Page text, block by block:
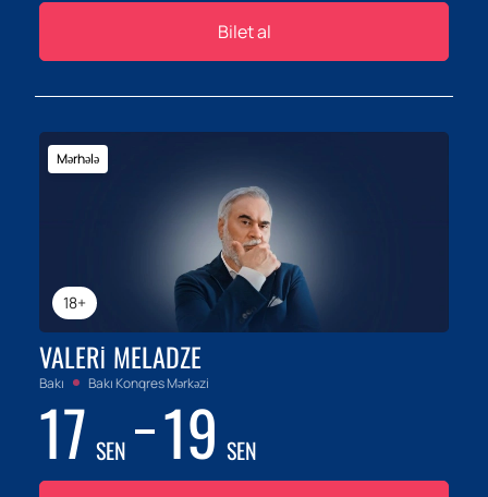
Bilet al
18+
Mərhələ
VALERI MELADZE
Bakı Bakı Konqres Mərkəzi
17 SEN 19 SEN